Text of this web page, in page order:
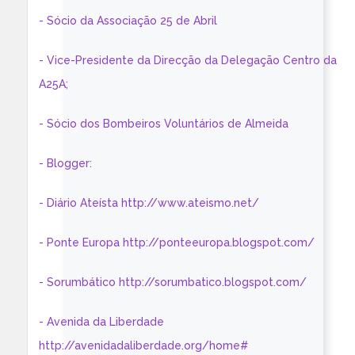
- Sócio da Associação 25 de Abril
- Vice-Presidente da Direcção da Delegação Centro da
A25A;
- Sócio dos Bombeiros Voluntários de Almeida
- Blogger:
- Diário Ateísta http://www.ateismo.net/
- Ponte Europa http://ponteeuropa.blogspot.com/
- Sorumbático http://sorumbatico.blogspot.com/
- Avenida da Liberdade
http://avenidadaliberdade.org/home#